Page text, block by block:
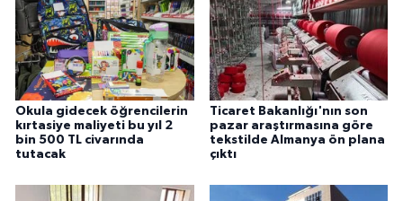
Okula gidecek öğrencilerin
kırtasiye maliyeti bu yıl 2
bin 500 TL civarında
tutacak
Ticaret Bakanlığı'nın son
pazar araştırmasına göre
tekstilde Almanya ön plana
çıktı